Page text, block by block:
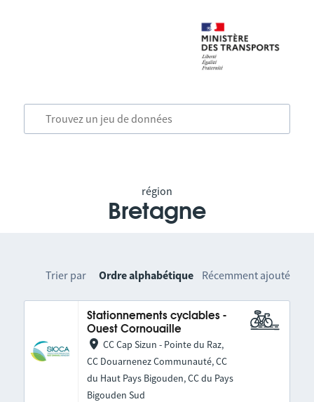
région
Bretagne
Trier par Ordre alphabétique Récemment ajouté
Stationnements cyclables -
Ouest Cornouaille
CC Cap Sizun - Pointe du Raz,
CC Douarnenez Communauté, CC
du Haut Pays Bigouden, CC du Pays
Bigouden Sud